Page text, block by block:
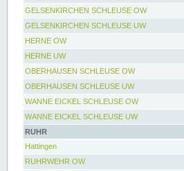
GELSENKIRCHEN SCHLEUSE OW
GELSENKIRCHEN SCHLEUSE UW
HERNE OW
HERNE UW
OBERHAUSEN SCHLEUSE OW
OBERHAUSEN SCHLEUSE UW
WANNE EICKEL SCHLEUSE OW
WANNE EICKEL SCHLEUSE UW
RUHR
Hattingen
RUHRWEHR OW